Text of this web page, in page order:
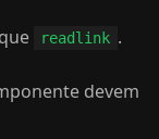
readlink .
devem